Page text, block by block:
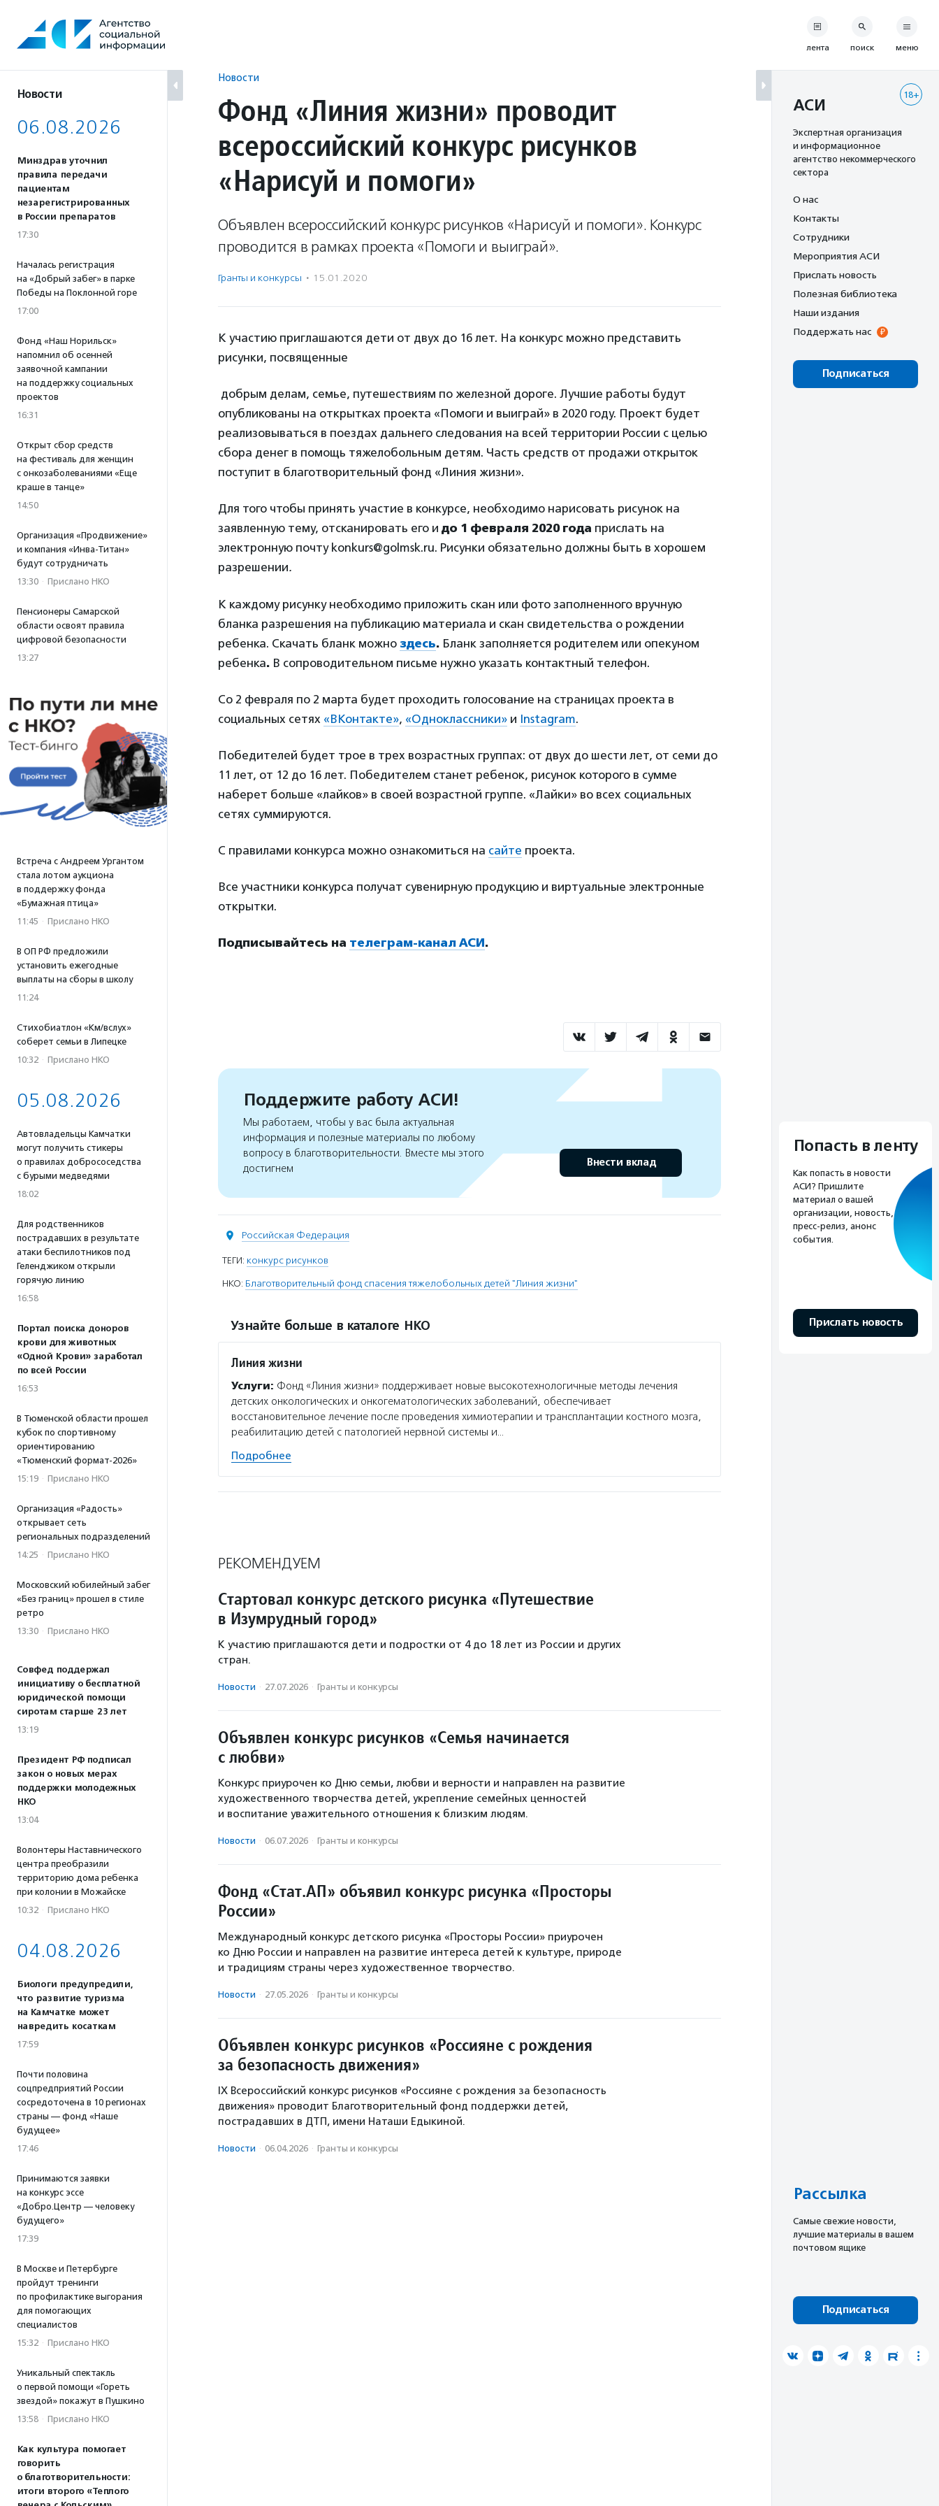
содержанию
Новости
06.08.2026
Минздрав уточнил
правила передачи
пациентам
незарегистрированных
в России препаратов
17:30
Началась регистрация
на «Добрый забег» в парке
Победы на Поклонной горе
17:00
Фонд «Наш Норильск»
напомнил об осенней
заявочной кампании
на поддержку социальных
проектов
16:31
Открыт сбор средств
на фестиваль для женщин
с онкозаболеваниями «Еще
краше в танце»
14:50
Организация «Продвижение»
и компания «Инва-Титан»
будут сотрудничать
13:30 · Прислано НКО
Пенсионеры Самарской
области освоят правила
цифровой безопасности
13:27
Встреча с Андреем Ургантом
стала лотом аукциона
в поддержку фонда
«Бумажная птица»
11:45 · Прислано НКО
В ОП РФ предложили
установить ежегодные
выплаты на сборы в школу
11:24
Стихобиатлон «Км/вслух»
соберет семьи в Липецке
10:32 · Прислано НКО
05.08.2026
Автовладельцы Камчатки
могут получить стикеры
о правилах добрососедства
с бурыми медведями
18:02
Для родственников
пострадавших в результате
атаки беспилотников под
Геленджиком открыли
горячую линию
16:58
Портал поиска доноров
крови для животных
«Одной Крови» заработал
по всей России
16:53
В Тюменской области прошел
кубок по спортивному
ориентированию
«Тюменский формат-2026»
15:19 · Прислано НКО
Организация «Радость»
открывает сеть
региональных подразделений
14:25 · Прислано НКО
Московский юбилейный забег
«Без границ» прошел в стиле
ретро
13:30 · Прислано НКО
Совфед поддержал
инициативу о бесплатной
юридической помощи
сиротам старше 23 лет
13:19
Президент РФ подписал
закон о новых мерах
поддержки молодежных
НКО
13:04
Волонтеры Наставнического
центра преобразили
территорию дома ребенка
при колонии в Можайске
10:32 · Прислано НКО
04.08.2026
Биологи предупредили,
что развитие туризма
на Камчатке может
навредить косаткам
17:59
Почти половина
соцпредприятий России
сосредоточена в 10 регионах
страны — фонд «Наше
будущее»
17:46
Принимаются заявки
на конкурс эссе
«Добро.Центр — человеку
будущего»
17:39
В Москве и Петербурге
пройдут тренинги
по профилактике выгорания
для помогающих
специалистов
15:32 · Прислано НКО
Уникальный спектакль
о первой помощи «Гореть
звездой» покажут в Пушкино
13:58 · Прислано НКО
Как культура помогает
говорить
о благотворительности:
итоги второго «Теплого
Новости
Фонд «Линия жизни» проводит
всероссийский конкурс рисунков
«Нарисуй и помоги»
Объявлен всероссийский конкурс рисунков «Нарисуй и помоги». Конкурс
проводится в рамках проекта «Помоги и выиграй».
Гранты и конкурсы · 15.01.2020
К участию приглашаются дети от двух до 16 лет. На конкурс можно представить
рисунки, посвященные
добрым делам, семье, путешествиям по железной дороге. Лучшие работы будут
опубликованы на открытках проекта «Помоги и выиграй» в 2020 году. Проект будет
реализовываться в поездах дальнего следования на всей территории России с целью
сбора денег в помощь тяжелобольным детям. Часть средств от продажи открыток
поступит в благотворительный фонд «Линия жизни».
Для того чтобы принять участие в конкурсе, необходимо нарисовать рисунок на
заявленную тему, отсканировать его и до 1 февраля 2020 года прислать на
электронную почту konkurs@golmsk.ru. Рисунки обязательно должны быть в хорошем
разрешении.
К каждому рисунку необходимо приложить скан или фото заполненного вручную
бланка разрешения на публикацию материала и скан свидетельства о рождении
ребенка. Скачать бланк можно здесь. Бланк заполняется родителем или опекуном
ребенка. В сопроводительном письме нужно указать контактный телефон.
Со 2 февраля по 2 марта будет проходить голосование на страницах проекта в
социальных сетях «ВКонтакте», «Одноклассники» и Instagram.
Победителей будет трое в трех возрастных группах: от двух до шести лет, от семи до
11 лет, от 12 до 16 лет. Победителем станет ребенок, рисунок которого в сумме
наберет больше «лайков» в своей возрастной группе. «Лайки» во всех социальных
сетях суммируются.
С правилами конкурса можно ознакомиться на сайте проекта.
Все участники конкурса получат сувенирную продукцию и виртуальные электронные
открытки.
Подписывайтесь на телеграм-канал АСИ.
Поддержите работу АСИ!
Мы работаем, чтобы у вас была актуальная
информация и полезные материалы по любому
вопросу в благотворительности. Вместе мы этого
достигнем
Внести вклад
Российская Федерация
ТЕГИ: конкурс рисунков
НКО: Благотворительный фонд спасения тяжелобольных детей "Линия жизни"
Узнайте больше в каталоге НКО
Линия жизни
Услуги: Фонд «Линия жизни» поддерживает новые высокотехнологичные методы лечения
детских онкологических и онкогематологических заболеваний, обеспечивает
восстановительное лечение после проведения химиотерапии и трансплантации костного мозга,
реабилитацию детей с патологией нервной системы и…
Подробнее
РЕКОМЕНДУЕМ
Стартовал конкурс детского рисунка «Путешествие
в Изумрудный город»
К участию приглашаются дети и подростки от 4 до 18 лет из России и других
стран.
Новости · 27.07.2026 · Гранты и конкурсы
Объявлен конкурс рисунков «Семья начинается
с любви»
Конкурс приурочен ко Дню семьи, любви и верности и направлен на развитие
художественного творчества детей, укрепление семейных ценностей
и воспитание уважительного отношения к близким людям.
Новости · 06.07.2026 · Гранты и конкурсы
Фонд «Стат.АП» объявил конкурс рисунка «Просторы
России»
Международный конкурс детского рисунка «Просторы России» приурочен
ко Дню России и направлен на развитие интереса детей к культуре, природе
и традициям страны через художественное творчество.
Новости · 27.05.2026 · Гранты и конкурсы
Объявлен конкурс рисунков «Россияне с рождения
за безопасность движения»
IX Всероссийский конкурс рисунков «Россияне с рождения за безопасность
движения» проводит Благотворительный фонд поддержки детей,
пострадавших в ДТП, имени Наташи Едыкиной.
Новости · 06.04.2026 · Гранты и конкурсы
лента поиск меню
18+
АСИ
Экспертная организация
и информационное
агентство некоммерческого
сектора
О нас
Контакты
Сотрудники
Мероприятия АСИ
Прислать новость
Полезная библиотека
Наши издания
Поддержать нас
Подписаться
Попасть в ленту
Как попасть в новости
АСИ? Пришлите
материал о вашей
организации, новость,
пресс-релиз, анонс
события.
Прислать новость
Рассылка
Cамые свежие новости,
лучшие материалы в вашем
почтовом ящике
Подписаться